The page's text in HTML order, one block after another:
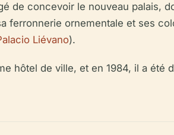
de concevoir le nouveau palais,
ferronnerie ornementale et ses
Liévano).
hôtel de ville, et en 1984, il a